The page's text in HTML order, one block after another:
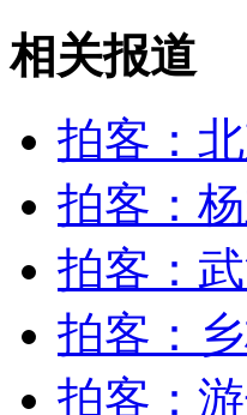
外交部：反对强权政
外交部：有关国家言
安徽一实载49人客车
相关报道
拍客：
拍客：
拍客：
拍客：
拍客：